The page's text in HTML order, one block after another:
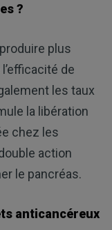
?
plus
de
les taux
la libération
chez les
action
le pancréas.
anticancéreux